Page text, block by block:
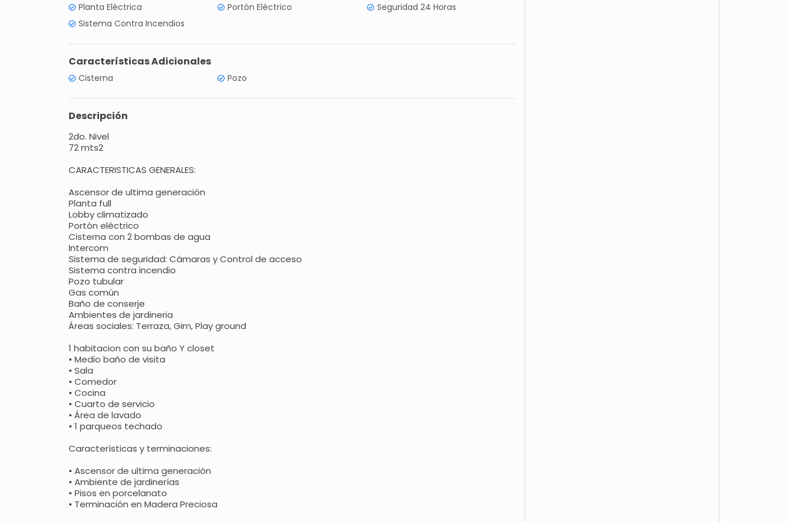
Planta Eléctrica
Portón Eléctrico
Seguridad 24 Horas
Sistema Contra Incendios
Características Adicionales
Cisterna Pozo
Descripción
2do. Nivel
72 mts2
CARACTERISTICAS GENERALES:
Ascensor de ultima generación
Planta full
Lobby climatizado
Portón eléctrico
Cisterna con 2 bombas de agua
Intercom
Sistema de seguridad: Cámaras y Control de acceso
Sistema contra incendio
Pozo tubular
Gas común
Baño de conserje
Ambientes de jardineria
Áreas sociales: Terraza, Gim, Play ground
1 habitacion con su baño Y closet
• Medio baño de visita
• Sala
• Comedor
• Cocina
• Cuarto de servicio
• Área de lavado
• 1 parqueos techado
Características y terminaciones:
• Ascensor de ultima generación
• Ambiente de jardinerías
• Pisos en porcelanato
• Terminación en Madera Preciosa